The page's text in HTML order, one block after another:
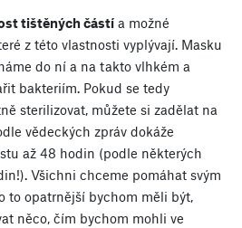
tištěných částí a možné
z této vlastnosti vyplývají. Masku
do ní a na takto vlhkém a
bakteriím. Pokud se tedy
sterilizovat, můžete si zadělat na
vědeckých zpráv dokáže
až 48 hodin (podle některých
Všichni chceme pomáhat svým
to opatrnější bychom měli být,
něco, čím bychom mohli ve